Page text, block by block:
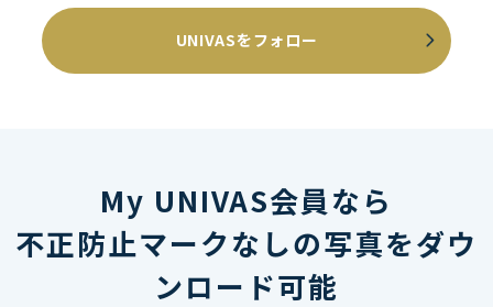
UNIVASをフォロー
My UNIVAS会員なら
不正防止マークなしの写真をダウ
ンロード可能